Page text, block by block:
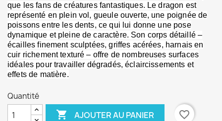
que les fans de créatures fantastiques. Le dragon est
représenté en plein vol, gueule ouverte, une poignée de
poissons entre les dents, ce qui lui donne une pose
dynamique et pleine de caractère. Son corps détaillé –
écailles finement sculptées, griffes acérées, harnais en
cuir richement texturé – offre de nombreuses surfaces
idéales pour travailler dégradés, éclaircissements et
effets de matière.
Quantité
 AJOUTER AU PANIER favorite_border